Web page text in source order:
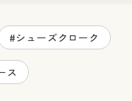
#シューズクローク
ス